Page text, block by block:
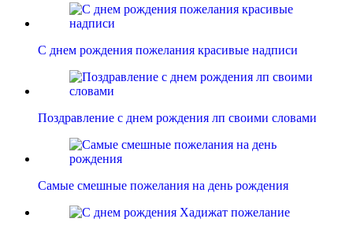
С днем рождения пожелания красивые надписи
Поздравление с днем рождения лп своими словами
Самые смешные пожелания на день рождения